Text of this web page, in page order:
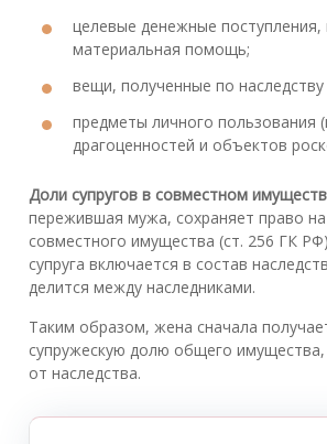
целевые денежные поступления,
материальная помощь;
вещи, полученные по наследству
предметы личного пользования
драгоценностей и объектов
Доли супругов в совместном
пережившая мужа, сохраняет право
совместного имущества (ст. 256 ГК
супруга включается в состав
делится между наследниками.
Таким образом, жена сначала
супружескую долю общего
от наследства.